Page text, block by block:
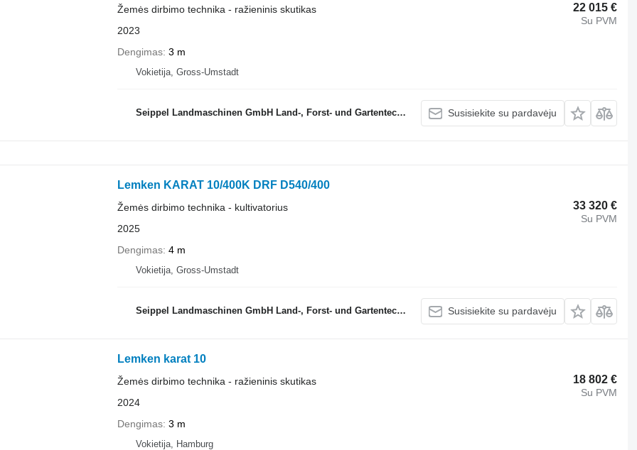
22 015 €
Su PVM
Žemės dirbimo technika - ražieninis skutikas
2023
Dengimas 3 m
Vokietija, Gross-Umstadt
Seippel Landmaschinen GmbH Land-, Forst- und Gartentechnik Susisiekite su pardavėju
Lemken KARAT 10/400K DRF D540/400
33 320 €
Su PVM
Žemės dirbimo technika - kultivatorius
2025
Dengimas 4 m
Vokietija, Gross-Umstadt
Seippel Landmaschinen GmbH Land-, Forst- und Gartentechnik Susisiekite su pardavėju
Lemken karat 10
18 802 €
Su PVM
Žemės dirbimo technika - ražieninis skutikas
2024
Dengimas 3 m
Vokietija, Hamburg